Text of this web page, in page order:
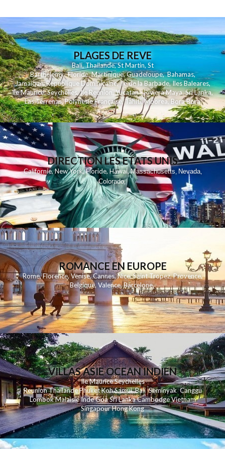
PLAGES DE REVE
Bali,Thailande,St Martin,St
Barthelemy,Floride,Martinique,Guadeloupe,Bahamas,
Jamaique,Republique Dominicaine,Ile de la Barbade,Iles Baleares,
Ile Maurice,Seychelles,Ile Reunion,Yucatan - Riviera Maya,Sri Lanka,
Las Terrenas,Polynesie Française,Tahiti,Moorea, Bora Bora
DIRECTION LES ETATS UNIS
Californie,New York,Floride,Hawai,Massachusetts, Nevada,
Colorado,
ROMANCE EN EUROPE
Rome,Florence,Venise,Cannes,Nice,Saint Tropez,Provence,
Belgique,Valence,Barcelone,
VILLAS ASIE OCEAN INDIEN
Ile MauriceSeychelles
ReunionThailandePhuketKohSamui Bali SeminyakCanggu
LombokMalaisieIndeGoaSri LankaCambodgeVietnam
SingapourHong Kong